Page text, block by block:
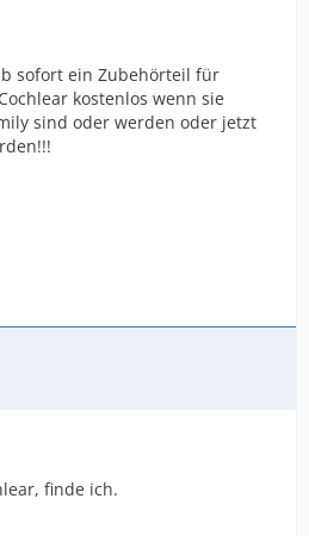
sofort ein Zubehörteil für
kostenlos wenn sie
sind oder werden oder jetzt
finde ich.